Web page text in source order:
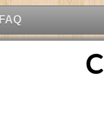
FAQ